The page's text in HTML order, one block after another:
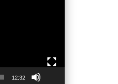
12:32